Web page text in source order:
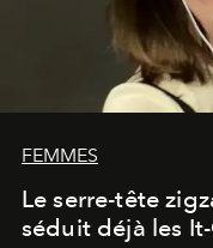
FEMMES
Le serre-tête
séduit déjà les